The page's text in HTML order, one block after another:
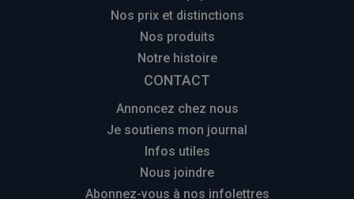
Nos prix et distinctions
Nos produits
Notre histoire
CONTACT
Annoncez chez nous
Je soutiens mon journal
Infos utiles
Nous joindre
Abonnez-vous à nos infolettres